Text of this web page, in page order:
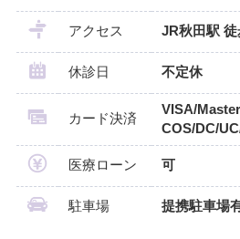
アクセス JR秋田駅 徒
休診日 不定休
カード決済
VISA/
COS/DC/
医療ローン 可
駐車場 提携駐車場